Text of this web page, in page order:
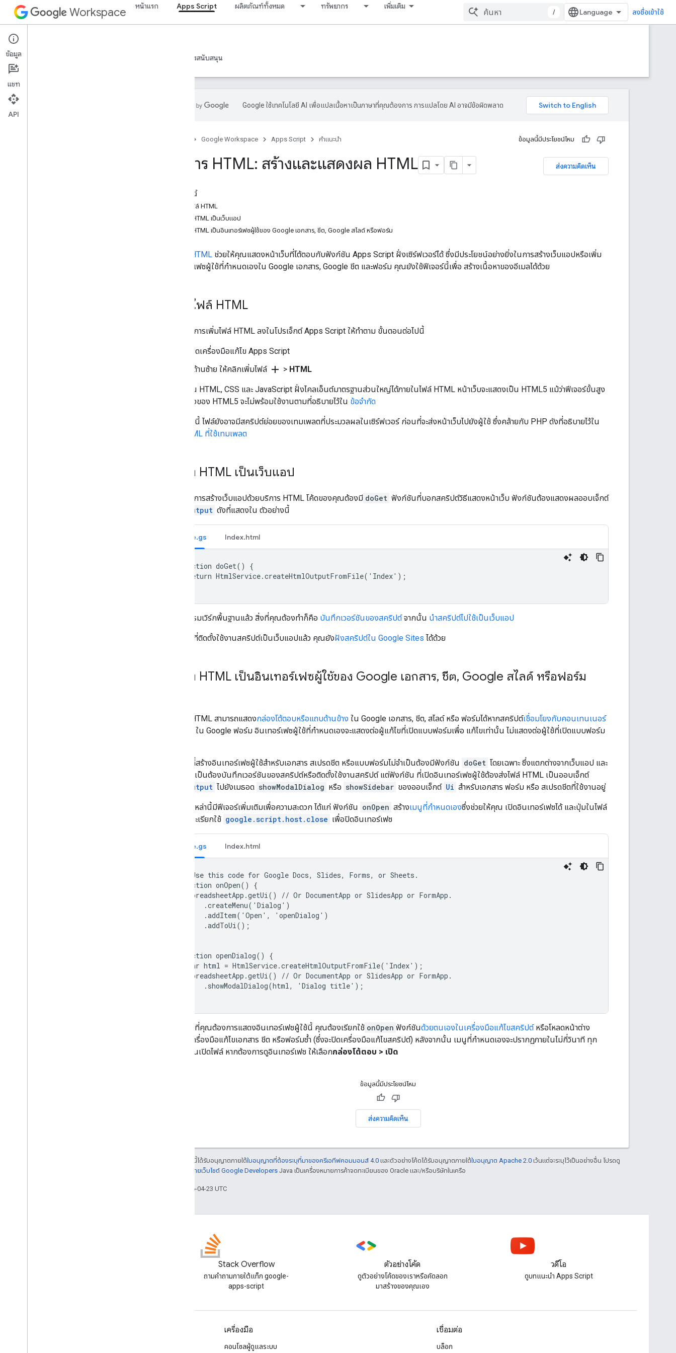
Workspace หน้าแรก Apps Script ผลิตภัณฑ์ทั้งหมด ทรัพยากร เพิ่มเติม
/ ลงชื่อเข้าใช้
Apps Script
ภาพรวม การสนับสนุน
Google ใช้เทคโนโลยี AI เพื่อแปลเนื้อหาเป็นภาษาที่คุณต้องการ การแปลโดย AI อาจมีข้อผิดพลาด
Google Workspace Apps Script คำแนะนำ ข้อมูลนี้มีประโยชน์ไหม
ส่งความคิดเห็น
บริการ HTML: สร้างและแสดงผล HTML
ในหน้านี้
สร้างไฟล์ HTML
แสดง HTML เป็นเว็บแอป
แสดง HTML เป็นอินเทอร์เฟซผู้ใช้ของ Google เอกสาร, ชีต, Google สไลด์ หรือฟอร์ม
บริการ HTML ช่วยให้คุณแสดงหน้าเว็บที่โต้ตอบกับฟังก์ชัน Apps Script ฝั่งเซิร์ฟเวอร์ได้ ซึ่งมีประโยชน์อย่างยิ่งในการสร้างเว็บแอปหรือเพิ่ม
อินเทอร์เฟซผู้ใช้ที่กำหนดเองใน Google เอกสาร, Google ชีต และฟอร์ม คุณยังใช้ฟีเจอร์นี้เพื่อ สร้างเนื้อหาของอีเมลได้ด้วย
สร้างไฟล์ HTML
หากต้องการเพิ่มไฟล์ HTML ลงในโปรเจ็กต์ Apps Script ให้ทำตาม ขั้นตอนต่อไปนี้
เปิดเครื่องมือแก้ไข Apps Script
ที่ด้านซ้าย ให้คลิกเพิ่มไฟล์ add > HTML
คุณเขียน HTML, CSS และ JavaScript ฝั่งไคลเอ็นต์มาตรฐานส่วนใหญ่ได้ภายในไฟล์ HTML หน้าเว็บจะแสดงเป็น HTML5 แม้ว่าฟีเจอร์ขั้นสูง
บางอย่างของ HTML5 จะไม่พร้อมใช้งานตามที่อธิบายไว้ใน ข้อจำกัด
นอกจากนี้ ไฟล์ยังอาจมีสคริปต์ย่อยของเทมเพลตที่ประมวลผลในเซิร์ฟเวอร์ ก่อนที่จะส่งหน้าเว็บไปยังผู้ใช้ ซึ่งคล้ายกับ PHP ดังที่อธิบายไว้ใน
HTML ที่ใช้เทมเพลต
แสดง HTML เป็นเว็บแอป
หากต้องการสร้างเว็บแอปด้วยบริการ HTML โค้ดของคุณต้องมี doGet ฟังก์ชันที่บอกสคริปต์วิธีแสดงหน้าเว็บ ฟังก์ชันต้องแสดงผลออบเจ็กต์
HtmlOutput ดังที่แสดงใน ตัวอย่างนี้
Code.gs Index.html
function doGet() {
  return HtmlService.createHtmlOutputFromFile('Index');
เมื่อมีเฟรมเวิร์กพื้นฐานแล้ว สิ่งที่คุณต้องทำก็คือ บันทึกเวอร์ชันของสคริปต์จากนั้น นําสคริปต์ไปใช้เป็นเว็บแอป
หลังจากที่ติดตั้งใช้งานสคริปต์เป็นเว็บแอปแล้ว คุณยังฝังสคริปต์ใน Google Sites ได้ด้วย
แสดง HTML เป็นอินเทอร์เฟซผู้ใช้ของ Google เอกสาร, ชีต, Google สไลด์ หรือฟอร์ม
บริการ HTML สามารถแสดงกล่องโต้ตอบหรือแถบด้านข้าง ใน Google เอกสาร, ชีต, สไลด์ หรือ ฟอร์มได้หากสคริปต์เชื่อมโยงกับคอนเทนเนอร์
ของไฟล์ ใน Google ฟอร์ม อินเทอร์เฟซผู้ใช้ที่กำหนดเองจะแสดงต่อผู้แก้ไขที่เปิดแบบฟอร์มเพื่อ แก้ไขเท่านั้น ไม่แสดงต่อผู้ใช้ที่เปิดแบบฟอร์ม
สคริปต์ที่สร้างอินเทอร์เฟซผู้ใช้สำหรับเอกสาร สเปรดชีต หรือแบบฟอร์มไม่จำเป็นต้องมีฟังก์ชัน doGet โดยเฉพาะ ซึ่งแตกต่างจากเว็บแอป และ
คุณไม่จำเป็นต้องบันทึกเวอร์ชันของสคริปต์หรือติดตั้งใช้งานสคริปต์ แต่ฟังก์ชัน ที่เปิดอินเทอร์เฟซผู้ใช้ต้องส่งไฟล์ HTML เป็นออบเจ็กต์
HtmlOutput ไปยังเมธอด showModalDialog หรือ showSidebar ของออบเจ็กต์ Ui สำหรับเอกสาร ฟอร์ม หรือ สเปรดชีตที่ใช้งานอยู่
ตัวอย่างเหล่านี้มีฟีเจอร์เพิ่มเติมเพื่อความสะดวก ได้แก่ ฟังก์ชัน onOpen สร้างเมนูที่กำหนดเองซึ่งช่วยให้คุณ เปิดอินเทอร์เฟซได้ และปุ่มในไฟล์
HTML จะเรียกใช้ google.script.host.close เพื่อปิดอินเทอร์เฟซ
Code.gs Index.html
// Use this code for Google Docs, Slides, Forms, or Sheets.
function onOpen() {
  SpreadsheetApp.getUi() // Or DocumentApp or SlidesApp or FormApp.
      .createMenu('Dialog')
      .addItem('Open', 'openDialog')
      .addToUi();
function openDialog() {
  var html = HtmlService.createHtmlOutputFromFile('Index');
  SpreadsheetApp.getUi() // Or DocumentApp or SlidesApp or FormApp.
      .showModalDialog(html, 'Dialog title');
ครั้งแรกที่คุณต้องการแสดงอินเทอร์เฟซผู้ใช้นี้ คุณต้องเรียกใช้ onOpen ฟังก์ชันด้วยตนเองในเครื่องมือแก้ไขสคริปต์หรือโหลดหน้าต่าง
สำหรับเครื่องมือแก้ไขเอกสาร ชีต หรือฟอร์มซ้ำ (ซึ่งจะปิดเครื่องมือแก้ไขสคริปต์) หลังจากนั้น เมนูที่กำหนดเองจะปรากฏภายในไม่กี่วินาที ทุก
ครั้งที่คุณเปิดไฟล์ หากต้องการดูอินเทอร์เฟซ ให้เลือกกล่องโต้ตอบ > เปิด
ข้อมูลนี้มีประโยชน์ไหม
ส่งความคิดเห็น
เนื้อหาของหน้าเว็บนี้ได้รับอนุญาตภายใต้ใบอนุญาตที่ต้องระบุที่มาของครีเอทีฟคอมมอนส์ 4.0 และตัวอย่างโค้ดได้รับอนุญาตภายใต้ใบอนุญาต Apache 2.0 เว้นแต่จะระบุไว้เป็นอย่างอื่น โปรดดู
นโยบายเว็บไซต์ Google Developers Java เป็นเครื่องหมายการค้าจดทะเบียนของ Oracle และ/หรือบริษัทในเครือ
อัปเดตล่าสุด 2026-04-23 UTC
Stack Overflow
ถามคําถามภายใต้แท็ก google-
apps-script
ตัวอย่างโค้ด
ดูตัวอย่างโค้ดของเราหรือคัดลอก
มาสร้างของคุณเอง
วิดีโอ
ดูบทแนะนํา Apps Script
เครื่องมือ
คอนโซลผู้ดูแลระบบ
เชื่อมต่อ
บล็อก
ข้อมูล
แชท
API